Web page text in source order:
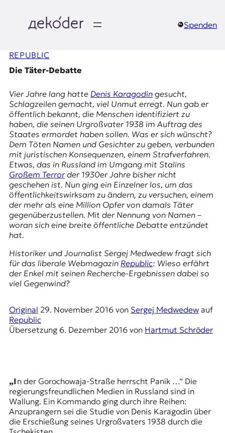
springen
e
k
o
d
e
r
|
D
E
K
O
D
E
R
s
e
n
,
J
Spenden
REPUBLIC
Die Täter-Debatte
Vier Jahre lang hatte Denis Karagodingesucht,
Schlagzeilen gemacht, viel Unmut erregt. Nun gab er
öffentlich bekannt, die Menschen identifiziert zu
haben, die seinen Urgroßvater 1938 im Auftrag des
Staates ermordet haben sollen. Was er sich wünscht?
Dem Töten Namen und Gesichter zu geben, verbunden
mit juristischen Konsequenzen, einem Strafverfahren.
Etwas, das in Russland im Umgang mit Stalins
Großem Terrorder 1930er Jahre bisher nicht
geschehen ist. Nun ging ein Einzelner los, um das
öffentlichkeitswirksam zu ändern, zu versuchen, einem
der mehr als eine Million Opfer von damals Täter
gegenüberzustellen. Mit der Nennung von Namen –
woran sich eine breite öffentliche Debatte entzündet
hat.
Historiker und Journalist Sergej Medwedew fragt sich
für das liberale Webmagazin Republic: Wieso erfährt
der Enkel mit seinen Recherche-Ergebnissen dabei so
viel Gegenwind?
Original 29. November 2016von Sergej Medwedewauf
Republic
Übersetzung 6. Dezember 2016von Hartmut Schröder
„In der Gorochowaja-Straße herrscht Panik …“Die
regierungsfreundlichen Medien in Russland sind in
Wallung. Ein Kommando ging durch ihre Reihen:
Anzuprangern sei die Studie von Denis Karagodin über
die Erschießung seines Urgroßvaters 1938 durch die